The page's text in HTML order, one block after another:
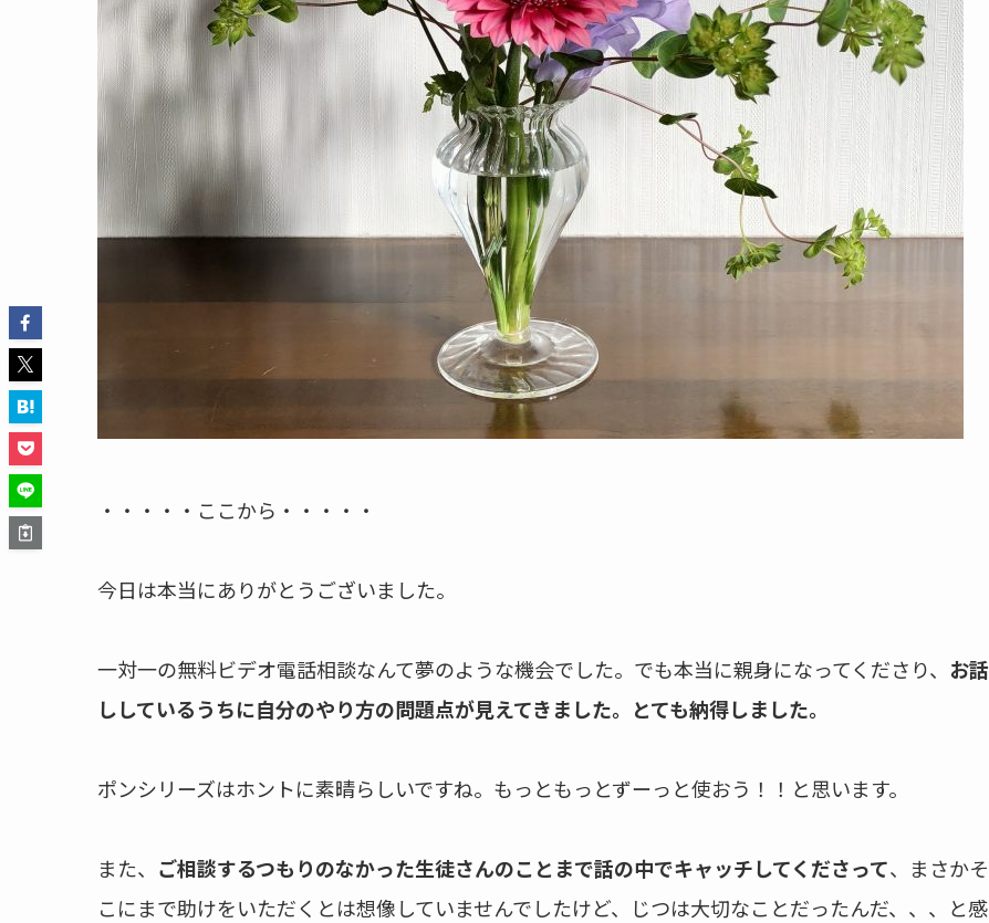
・・・・・ここから・・・・・
今日は本当にありがとうございました。
一対一の無料ビデオ電話相談なんて夢のような機会でした。でも本当に親身になってくださり、 お話
ししているうちに自分のやり方の問題点が見えてきました。とても納得しました。
ポンシリーズはホントに素晴らしいですね。もっともっとずーっと使おう！！と思います。
また、 ご相談するつもりのなかった生徒さんのことまで話の中でキャッチしてくださって、まさかそ
こにまで助けをいただくとは想像していませんでしたけど、じつは大切なことだったんだ、、、と感